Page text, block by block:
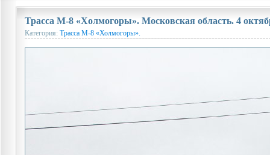
Трасса М-8 «Холмогоры». Московская область. 4
Категория: Трасса М-8 «Холмогоры».